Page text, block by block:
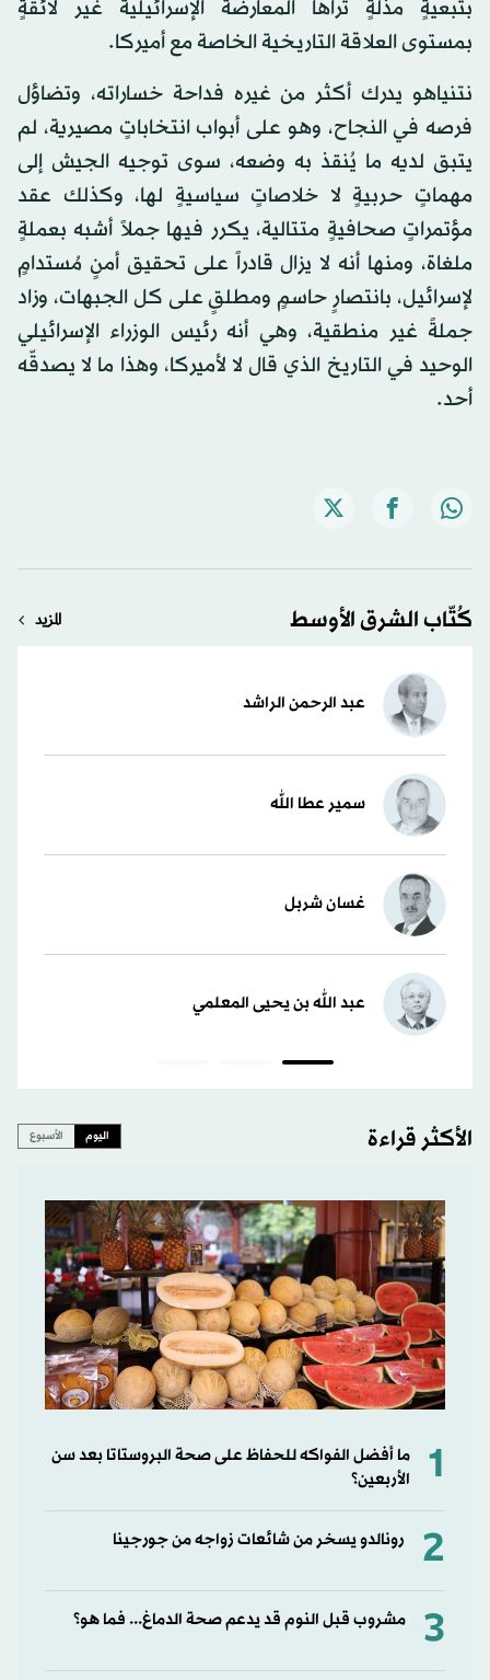
بتبعيةٍ مذلّةٍ تراها المعارضة الإسرائيلية غير لائقةٍ
بمستوى العلاقة التاريخية الخاصة مع أميركا.
نتنياهو يدرك أكثر من غيره فداحة خساراته، وتضاؤل
فرصه في النجاح، وهو على أبواب انتخاباتٍ مصيرية، لم
يتبق لديه ما يُنقذ به وضعه، سوى توجيه الجيش إلى
مهماتٍ حربيةٍ لا خلاصاتٍ سياسيةٍ لها، وكذلك عقد
مؤتمراتٍ صحافيةٍ متتالية، يكرر فيها جملاً أشبه بعملةٍ
ملغاة، ومنها أنه لا يزال قادراً على تحقيق أمنٍ مُستدامٍ
لإسرائيل، بانتصارٍ حاسمٍ ومطلقٍ على كل الجبهات، وزاد
جملةً غير منطقية، وهي أنه رئيس الوزراء الإسرائيلي
الوحيد في التاريخ الذي قال لا لأميركا، وهذا ما لا يصدقّه
أحد.
كُتّاب الشرق الأوسط المزيد
عبد الرحمن الراشد
سمير عطا الله
غسان شربل
عبد الله بن يحيى المعلمي
الأكثر قراءة اليوم الأسبوع
1
ما أفضل الفواكه للحفاظ على صحة البروستاتا بعد سن
الأربعين؟
2 رونالدو يسخر من شائعات زواجه من جورجينا
3 مشروب قبل النوم قد يدعم صحة الدماغ... فما هو؟